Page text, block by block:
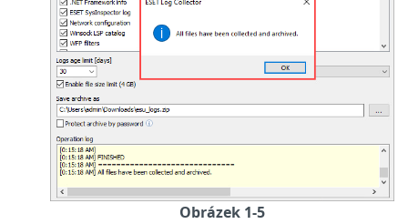
Obrázek 1-5